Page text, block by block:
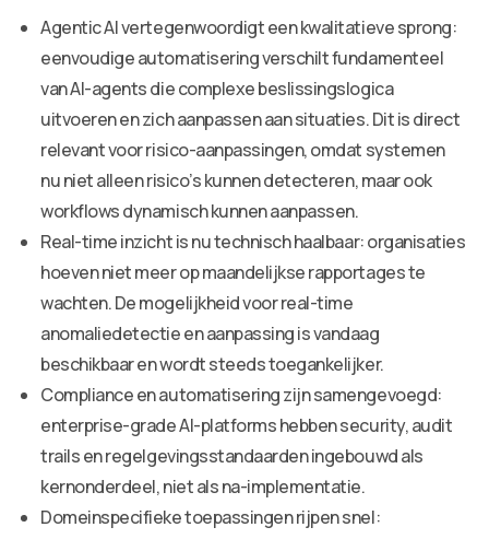
Agentic AI vertegenwoordigt een kwalitatieve sprong:
eenvoudige automatisering verschilt fundamenteel
van AI-agents die complexe beslissingslogica
uitvoeren en zich aanpassen aan situaties. Dit is direct
relevant voor risico-aanpassingen, omdat systemen
nu niet alleen risico’s kunnen detecteren, maar ook
workflows dynamisch kunnen aanpassen.
Real-time inzicht is nu technisch haalbaar: organisaties
hoeven niet meer op maandelijkse rapportages te
wachten. De mogelijkheid voor real-time
anomaliedetectie en aanpassing is vandaag
beschikbaar en wordt steeds toegankelijker.
Compliance en automatisering zijn samengevoegd:
enterprise-grade AI-platforms hebben security, audit
trails en regelgevingsstandaarden ingebouwd als
kernonderdeel, niet als na-implementatie.
Domeinspecifieke toepassingen rijpen snel: